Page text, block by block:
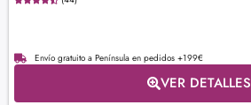
Envío gratuito a Península en pedidos +199€
VER DETALLES